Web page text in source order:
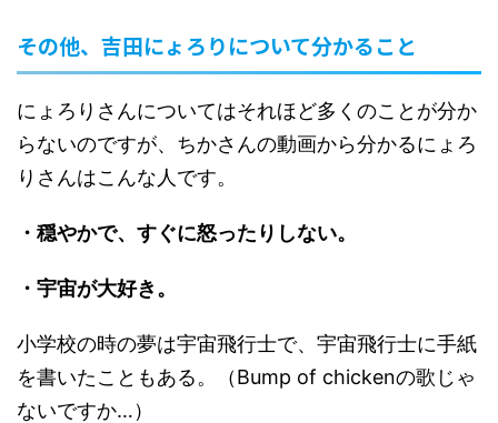
その他、吉田にょろりについて分かること
にょろりさんについてはそれほど多くのことが分か
らないのですが、ちかさんの動画から分かるにょろ
りさんはこんな人です。
・穏やかで、すぐに怒ったりしない。
・宇宙が大好き。
小学校の時の夢は宇宙飛行士で、宇宙飛行士に手紙
を書いたこともある。（Bump of chickenの歌じゃ
ないですか…）